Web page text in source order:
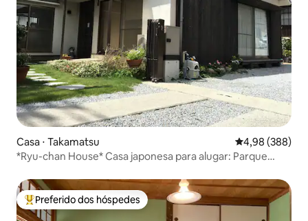
Casa ⋅ Takamatsu 4,98 de uma
4,98 (388)
*Ryu-chan House* Casa japonesa para alugar: Parque
público: Até 5 pessoas: Estacionamento disponível
Entre os melhores preferidos dos hóspedes
Preferido dos hóspedes